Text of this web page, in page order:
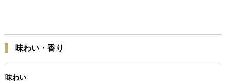
味わい・香り
味わい